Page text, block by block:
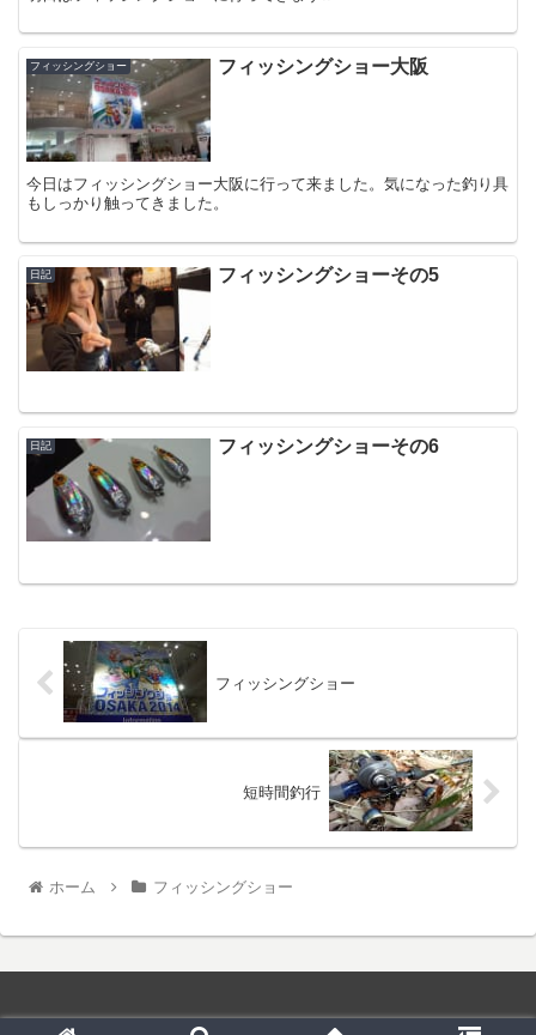
フィッシングショー フィッシングショー大阪
今日はフィッシングショー大阪に行って来ました。気になった釣り具
もしっかり触ってきました。
日記 フィッシングショーその5
日記 フィッシングショーその6
フィッシングショー
短時間釣行
ホーム フィッシングショー